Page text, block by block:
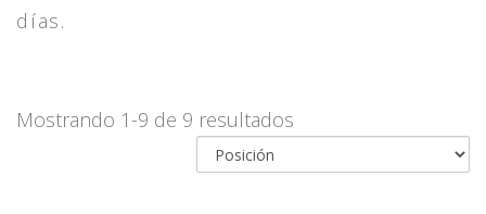
días.
Mostrando 1-9 de 9 resultados